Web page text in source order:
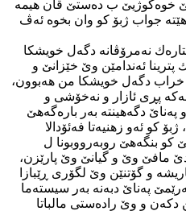
خوه‌كوژیێ ب ده‌ستێ ڤان هیمه‌
جواب ژبۆ كو وان بخوه‌ ئه‌ڤ
نه‌مرۆڤانه‌ دگه‌ل خویشكا
ئه‌ندامێن وێ خێزانێ و
دگه‌ل خویشكا من هه‌بوون،
مانگان ب دله‌كه‌ پڕی ئازار و نه‌خۆشی و
دگه‌هینته‌ به‌ر باره‌گه‌هێ
كو ئه‌و زهنیه‌تا فه‌ئۆدالا
كو بنگه‌هێ روبه‌رووبونا ل
دێ مافێ وێ و گیانێ وێ پارێزن،
و گۆتنێن وێ لگۆری ڕێبازا
په‌ناێ دبه‌نه‌ به‌ر سیسته‌ما
دكه‌ن و وێ راده‌ستی مالباتا